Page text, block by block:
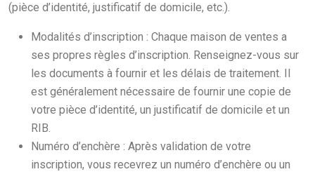
(pièce d’identité, justificatif de domicile, etc.).
Modalités d’inscription : Chaque maison de ventes a
ses propres règles d’inscription. Renseignez-vous sur
les documents à fournir et les délais de traitement. Il
est généralement nécessaire de fournir une copie de
votre pièce d’identité, un justificatif de domicile et un
RIB.
Numéro d’enchère : Après validation de votre
inscription, vous recevrez un numéro d’enchère ou un